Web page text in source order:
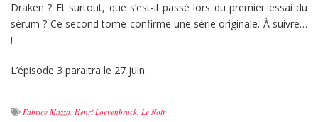
Draken ? Et surtout, que s’est-il passé lors du premier essai du
sérum ? Ce second tome confirme une série originale. À suivre…
!
L’épisode 3 paraitra le 27 juin.
Fabrice Mazza, Henri Loevenbruck, Le Noir